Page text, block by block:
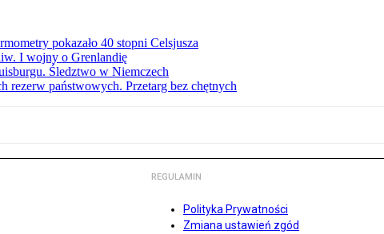
pokazało 40 stopni Celsjusza
I wojny o Grenlandię
Śledztwo w Niemczech
rezerw państwowych. Przetarg bez chętnych
REGULAMIN
Polityka Prywatności
Zmiana ustawień zgód